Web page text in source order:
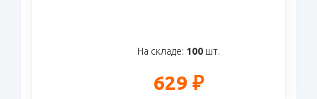
На складе: 100шт.
629 ₽